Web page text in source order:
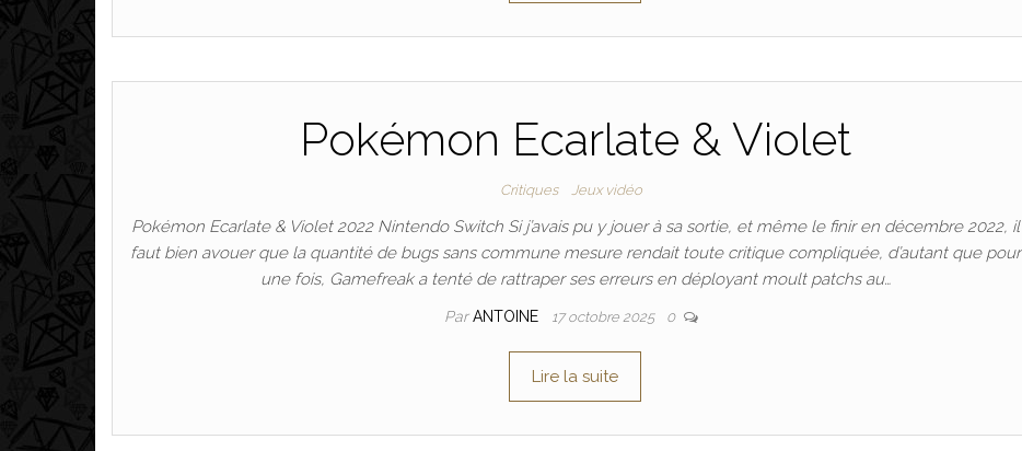
Pokémon Ecarlate & Violet
Critiques Jeux vidéo
Pokémon Ecarlate & Violet 2022 Nintendo Switch Si j’avais pu y jouer à sa sortie, et même le finir en décembre 2022, il
faut bien avouer que la quantité de bugs sans commune mesure rendait toute critique compliquée, d’autant que pour
une fois, Gamefreak a tenté de rattraper ses erreurs en déployant moult patchs au…
ParANTOINE 17 octobre 2025 0
Lire la suite